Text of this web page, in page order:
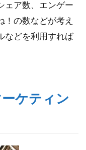
ェア数、エンゲー
！の数などが考え
などを利用すれば
ケティン